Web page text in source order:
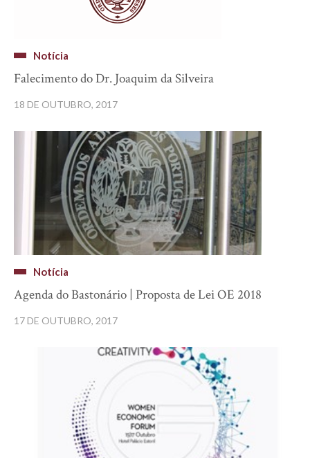
Notícia
Falecimento do Dr. Joaquim da Silveira
18 DE OUTUBRO, 2017
Notícia
Agenda do Bastonário | Proposta de Lei OE 2018
17 DE OUTUBRO, 2017